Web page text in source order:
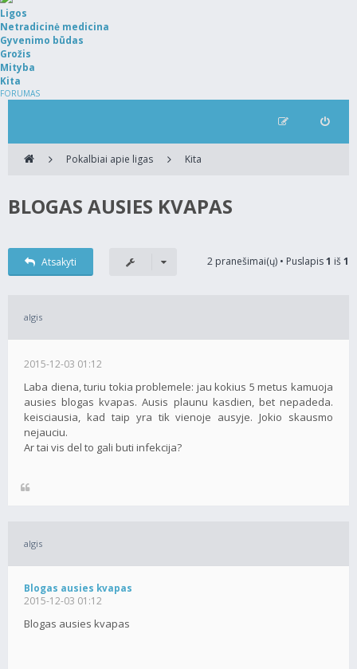
Ligos
Netradicinė medicina
Gyvenimo būdas
Grožis
Mityba
Kita
FORUMAS
Pokalbiai apie ligas Kita
BLOGAS AUSIES KVAPAS
Atsakyti 2 pranešimai(ų) • Puslapis1 iš1
algis
2015-12-03 01:12
Laba diena, turiu tokia problemele: jau kokius 5 metus kamuoja
ausies blogas kvapas. Ausis plaunu kasdien, bet nepadeda.
keisciausia, kad taip yra tik vienoje ausyje. Jokio skausmo
nejauciu.
Ar tai vis del to gali buti infekcija?
algis
Blogas ausies kvapas
2015-12-03 01:12
Blogas ausies kvapas